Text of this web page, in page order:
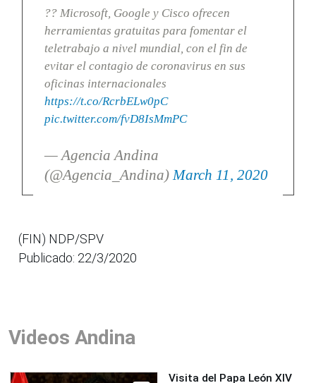
?? Microsoft, Google y Cisco ofrecen
herramientas gratuitas para fomentar el
teletrabajo a nivel mundial, con el fin de
evitar el contagio de coronavirus en sus
oficinas internacionales
https://t.co/RcrbELw0pC
pic.twitter.com/fvD8IsMmPC
— Agencia Andina
(@Agencia_Andina) March 11, 2020
(FIN) NDP/SPV
Publicado: 22/3/2020
Videos Andina
Visita del Papa León XIV